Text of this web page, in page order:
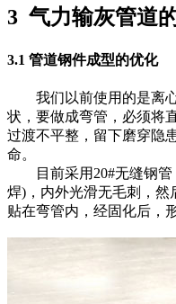
3 气力输灰管道
3.1 管道钢件成型的优化
我们以前使用的是离心
状，要做成弯管，必须将
过渡不平整，留下磨穿隐
命。
目前采用20#无缝钢管
焊)，内外光滑无毛刺，然
贴在弯管内，经固化后，